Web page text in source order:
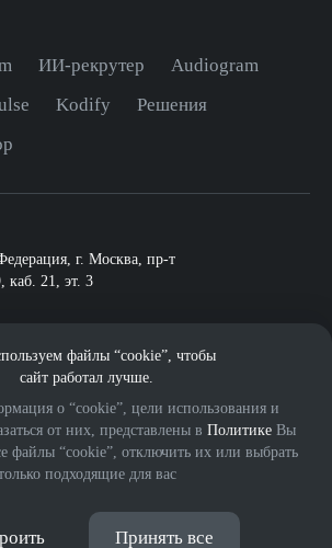
ИИ-рекрутер
Audiogram
Kodify
Решения
г. Москва, пр-т
каб. 21, эт. 3
файлы “cookie”, чтобы
сайт работал лучше.
о “cookie”, цели использования и
от них, представлены в Политике Вы
файлы “cookie”, отключить их или выбрать
подходящие для вас
Принять все